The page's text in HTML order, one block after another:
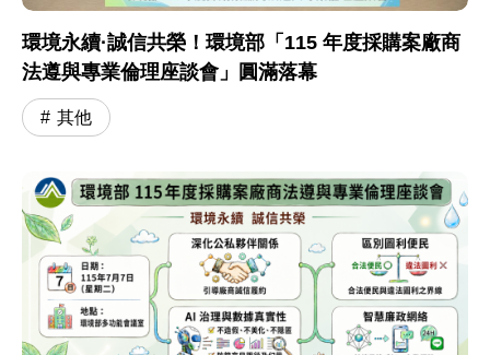
環境永續·誠信共榮！環境部「115 年度採購案廠商
法遵與專業倫理座談會」圓滿落幕
其他